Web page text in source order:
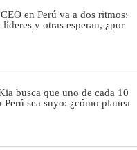
en Perú va a dos ritmos:
líderes y otras esperan, ¿por
busca que uno de cada 10
Perú sea suyo: ¿cómo planea